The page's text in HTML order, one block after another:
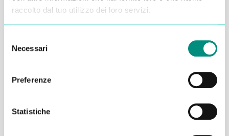
raccolto dal tuo utilizzo dei loro servizi.
delNecessari
Preferenze
Statistiche